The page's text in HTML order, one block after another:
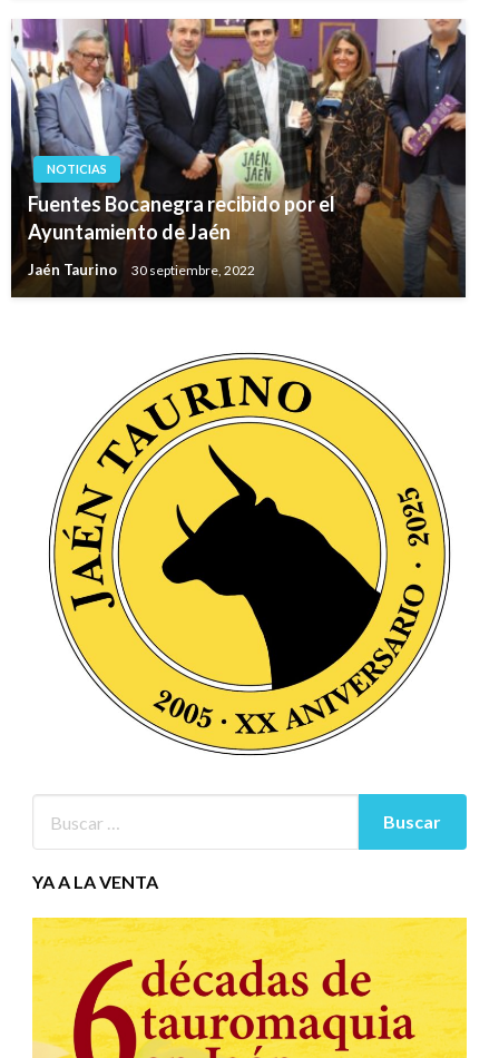
NOTICIAS
Fuentes Bocanegra recibido por el
Ayuntamiento de Jaén
Jaén Taurino 30 septiembre, 2022
YA A LA VENTA